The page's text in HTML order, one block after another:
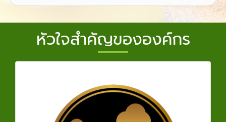
หัวใจสำคัญขององค์กร